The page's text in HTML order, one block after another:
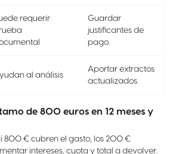
requerir
Guardar
justificantes de
pago.
al análisis
Aportar extractos
actualizados.
de 800 euros en 12 meses y
800 € cubren el gasto, los 200 €
intereses, cuota y total a devolver.